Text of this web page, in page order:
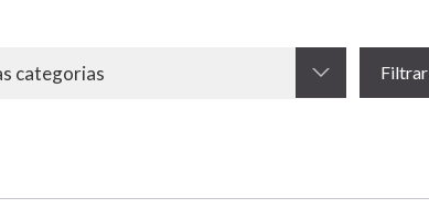
Filtrar